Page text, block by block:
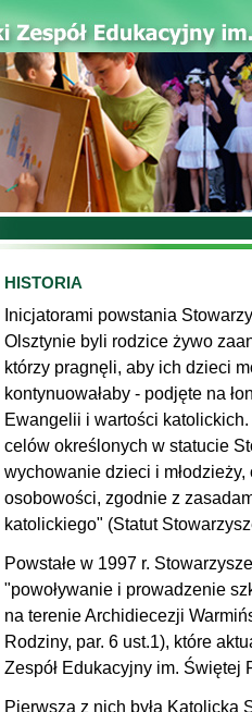
HISTORIA
Inicjatorami powstania
Olsztynie byli rodzice żywo
którzy pragnęli, aby ich dzieci
kontynuowałaby - podjęte na
Ewangelii i wartości
celów określonych w statucie
wychowanie dzieci i
osobowości, zgodnie z
katolickiego" (Statut
Powstałe w 1997 r.
"powoływanie i prowadzenie
na terenie Archidiecezji
Rodziny, par. 6 ust.1), które
Zespół Edukacyjny im. Świętej
Pierwszą z nich była Katolicka